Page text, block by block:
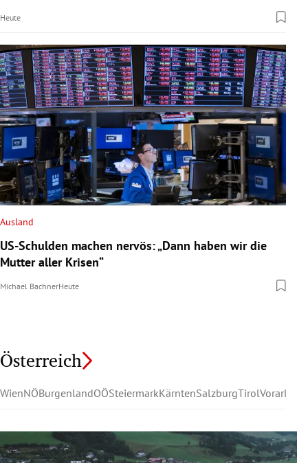
Heute
Ausland
US-Schulden machen nervös: „Dann haben wir die
Mutter aller Krisen“
Michael BachnerHeute
Österreich
WienNÖBurgenlandOÖSteiermarkKärntenSalzburgTirolVorarlberg